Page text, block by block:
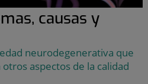
causas y
neurodegenerativa que
aspectos de la calidad